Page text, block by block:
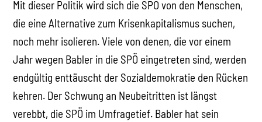
Mit dieser Politik wird sich die SPÖ von den Menschen,
die eine Alternative zum Krisenkapitalismus suchen,
noch mehr isolieren. Viele von denen, die vor einem
Jahr wegen Babler in die SPÖ eingetreten sind, werden
endgültig enttäuscht der Sozialdemokratie den Rücken
kehren. Der Schwung an Neubeitritten ist längst
verebbt, die SPÖ im Umfragetief. Babler hat sein